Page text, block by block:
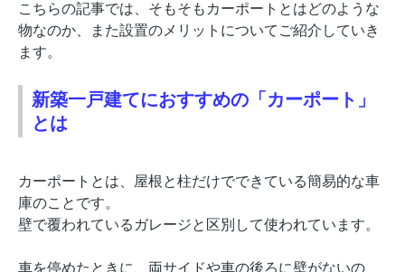
こちらの記事では、そもそもカーポートとはどのような
物なのか、また設置のメリットについてご紹介していき
ます。
新築一戸建てにおすすめの「カーポート」
とは
カーポートとは、屋根と柱だけでできている簡易的な車
庫のことです。
壁で覆われているガレージと区別して使われています。
車を停めたときに、両サイドや車の後ろに壁がないの